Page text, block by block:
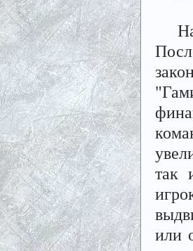
так
или